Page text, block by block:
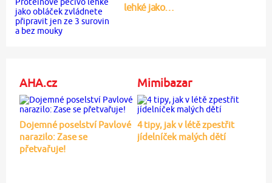
lehké jako…
AHA.cz
Dojemné poselství Pavlové
narazilo: Zase se
přetvařuje!
Mimibazar
4 tipy, jak v létě zpestřit
jídelníček malých dětí